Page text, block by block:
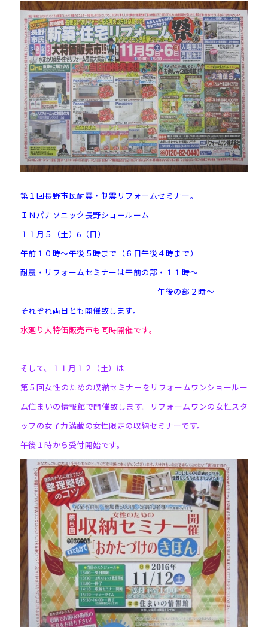
第１回長野市民耐震・制震リフォームセミナー。
ＩＮパナソニック長野ショールーム
１１月５（土）6（日）
午前１０時～午後５時まで（６日午後４時まで）
耐震・リフォームセミナーは午前の部・１１時～
午後の部２時～
それぞれ両日とも開催致します。
水廻り大特価販売市も同時開催です。
そして、１１月１２（土）は
第５回女性のための収納セミナーをリフォームワンショールー
ム住まいの情報館で開催致します。リフォームワンの女性スタ
ッフの女子力満載の女性限定の収納セミナーです。
午後１時から受付開始です。